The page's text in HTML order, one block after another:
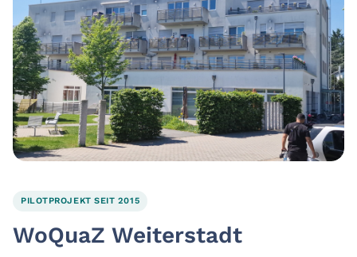
PILOTPROJEKT SEIT 2015
WoQuaZ Weiterstadt